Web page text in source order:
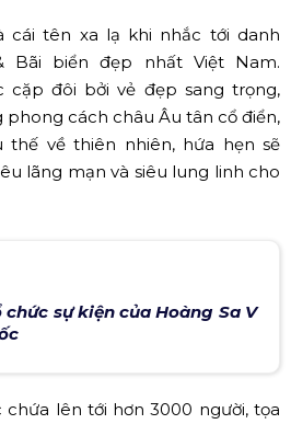
cái tên xa lạ khi nhắc tới danh
Bãi biển đẹp nhất Việt Nam.
cặp đôi bởi vẻ đẹp sang trọng,
cách châu Âu tân cổ điển,
về thiên nhiên, hứa hẹn sẽ
lãng mạn và siêu lung linh cho
sự kiện của Hoàng Sa V
chứa lên tới hơn 3000 người, tọa